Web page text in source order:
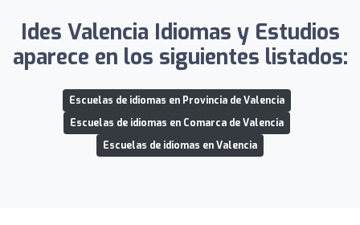
Ides Valencia Idiomas y Estudios
aparece en los siguientes listados:
Escuelas de idiomas en Provincia de Valencia
Escuelas de idiomas en Comarca de Valencia
Escuelas de idiomas en Valencia